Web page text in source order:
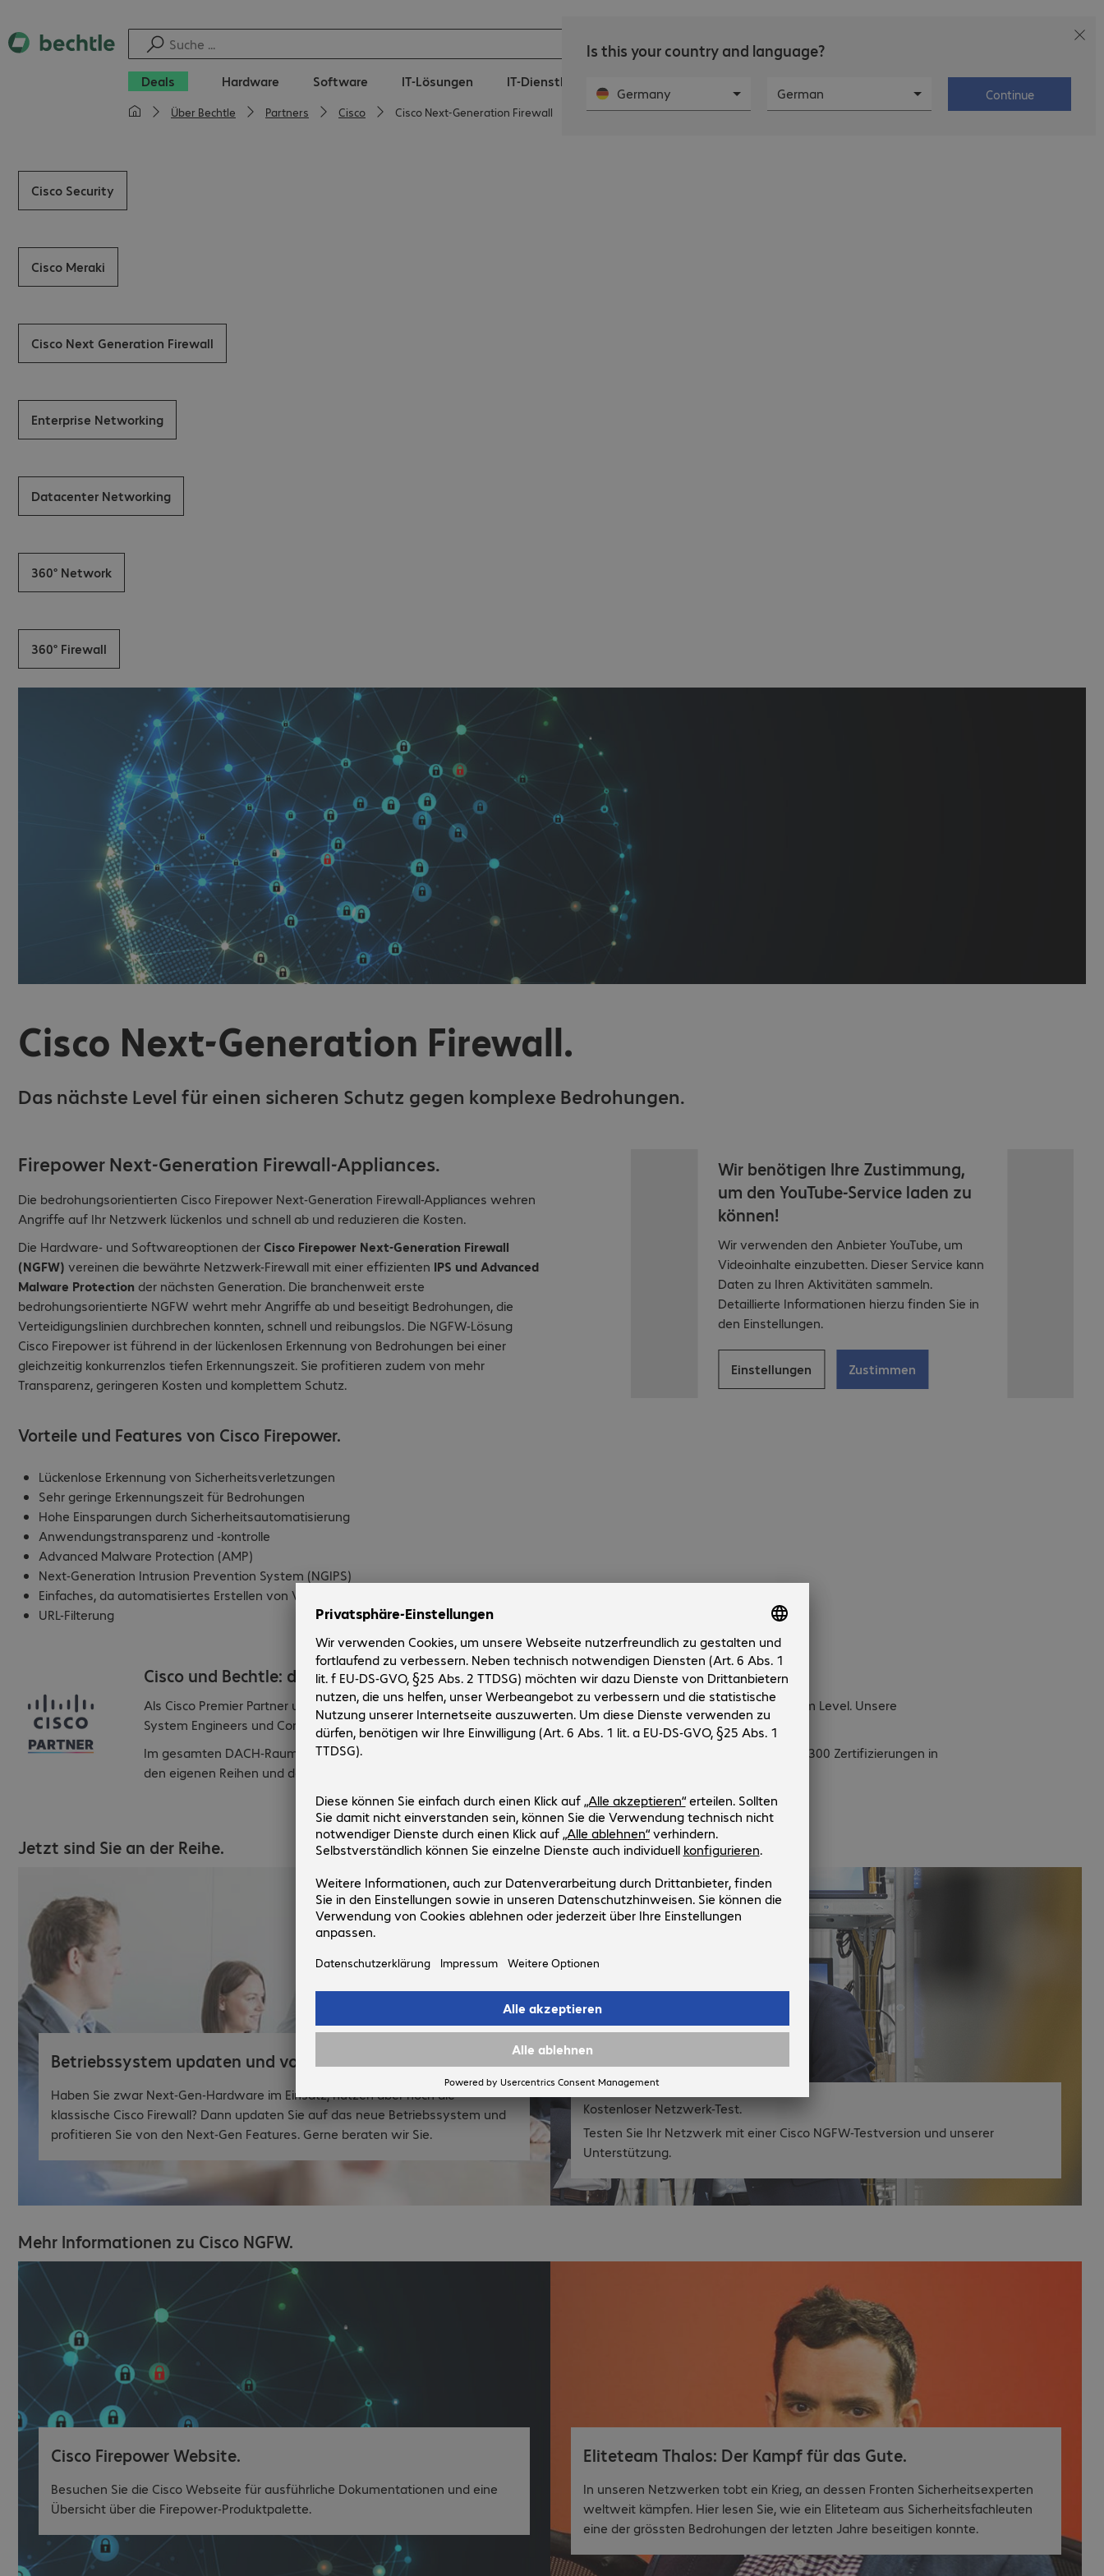
Is this your country and language?
Germany German Continue
Deals Hardware Software IT-Lösungen IT-Dienstleistungen
Über Bechtle Partners Cisco Cisco Next-Generation Firewall
Cisco Security
Cisco Meraki
Cisco Next Generation Firewall
Enterprise Networking
Datacenter Networking
360° Network
360° Firewall
Cisco Next-Generation Firewall.
Das nächste Level für einen sicheren Schutz gegen komplexe Bedrohungen.
Firepower Next-Generation Firewall-Appliances.
Die bedrohungsorientierten Cisco Firepower Next-Generation Firewall-Appliances wehren
Angriffe auf Ihr Netzwerk lückenlos und schnell ab und reduzieren die Kosten.
Die Hardware- und Softwareoptionen der Cisco Firepower Next-Generation Firewall
(NGFW) vereinen die bewährte Netzwerk-Firewall mit einer effizienten IPS und Advanced
Malware Protection der nächsten Generation. Die branchenweit erste
bedrohungsorientierte NGFW wehrt mehr Angriffe ab und beseitigt Bedrohungen, die
Verteidigungslinien durchbrechen konnten, schnell und reibungslos. Die NGFW-Lösung
Cisco Firepower ist führend in der lückenlosen Erkennung von Bedrohungen bei einer
gleichzeitig konkurrenzlos tiefen Erkennungszeit. Sie profitieren zudem von mehr
Transparenz, geringeren Kosten und komplettem Schutz.
Vorteile und Features von Cisco Firepower.
Lückenlose Erkennung von Sicherheitsverletzungen
Sehr geringe Erkennungszeit für Bedrohungen
Hohe Einsparungen durch Sicherheitsautomatisierung
Anwendungstransparenz und -kontrolle
Advanced Malware Protection (AMP)
Next-Generation Intrusion Prevention System (NGIPS)
Einfaches, da automatisiertes Erstellen von VPN-Verbindungen
URL-Filterung
Wir benötigen Ihre Zustimmung,
um den YouTube-Service laden zu
können!
Wir verwenden den Anbieter YouTube, um
Videoinhalte einzubetten. Dieser Service kann
Daten zu Ihren Aktivitäten sammeln.
Detaillierte Informationen hierzu finden Sie in
den Einstellungen.
Einstellungen Zustimmen
Cisco und Bechtle: die Partnerschaft.
Als Cisco Premier Partner unterstützen wir unsere Kunden in den Bereichen Netzwerke und Sicherheit auf höchstem Level. Unsere
System Engineers und Consultants sind auf den aktuellen Cisco-Technologien ausgebildet und zertifiziert.
Im gesamten DACH-Raum können wir auf über 100 zertifizierte Netzwerk- und Security-Spezialisten und mehr als 300 Zertifizierungen in
den eigenen Reihen und den Bechtle Gesellschaften zählen (Stand: November 2017).
Jetzt sind Sie an der Reihe.
Betriebssystem updaten und von Next-Gen profitieren.
Haben Sie zwar Next-Gen-Hardware im Einsatz, nutzen aber noch die
klassische Cisco Firewall? Dann updaten Sie auf das neue Betriebssystem und
profitieren Sie von den Next-Gen Features. Gerne beraten wir Sie.
Kostenloser Netzwerk-Test.
Testen Sie Ihr Netzwerk mit einer Cisco NGFW-Testversion und unserer
Unterstützung.
Mehr Informationen zu Cisco NGFW.
Cisco Firepower Website.
Besuchen Sie die Cisco Webseite für ausführliche Dokumentationen und eine
Übersicht über die Firepower-Produktpalette.
Eliteteam Thalos: Der Kampf für das Gute.
In unseren Netzwerken tobt ein Krieg, an dessen Fronten Sicherheitsexperten
weltweit kämpfen. Hier lesen Sie, wie ein Eliteteam aus Sicherheitsfachleuten
eine der grössten Bedrohungen der letzten Jahre beseitigen konnte.